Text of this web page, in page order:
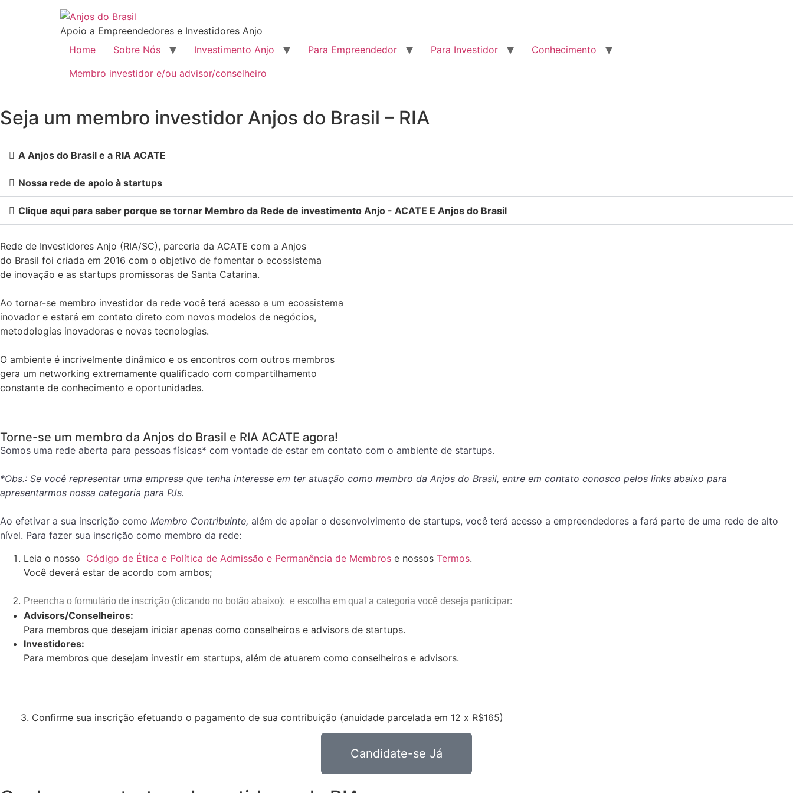
Apoio a Empreendedores e Investidores Anjo
Home
Sobre Nós Investimento Anjo Para Empreendedor Para Investidor
Conhecimento
Membro investidor e/ou advisor/conselheiro
Seja um membro investidor Anjos do Brasil – RIA
A Anjos do Brasil e a RIA ACATE
Nossa rede de apoio à startups
Clique aqui para saber porque se tornar Membro da Rede de investimento Anjo - ACATE E Anjos do Brasil
Rede de Investidores Anjo (RIA/SC), parceria da ACATE com a Anjos
do Brasil foi criada em 2016 com o objetivo de fomentar o ecossistema
de inovação e as startups promissoras de Santa Catarina.
Ao tornar-se membro investidor da rede você terá acesso a um ecossistema
inovador e estará em contato direto com novos modelos de negócios,
metodologias inovadoras e novas tecnologias.
O ambiente é incrivelmente dinâmico e os encontros com outros membros
gera um networking extremamente qualificado com compartilhamento
constante de conhecimento e oportunidades.
Torne-se um membro da Anjos do Brasil e RIA ACATE agora!
Somos uma rede aberta para pessoas físicas* com vontade de estar em contato com o ambiente de startups.
*Obs.: Se você representar uma empresa que tenha interesse em ter atuação como membro da Anjos do Brasil, entre em contato conosco pelos links abaixo para
apresentarmos nossa categoria para PJs.
Ao efetivar a sua inscrição como Membro Contribuinte, além de apoiar o desenvolvimento de startups, você terá acesso a empreendedores a fará parte de uma rede de alto
nível. Para fazer sua inscrição como membro da rede:
Leia o nosso Código de Ética e Política de Admissão e Permanência de Membros e nossos Termos.
Você deverá estar de acordo com ambos;
Preencha o formulário de inscrição (clicando no botão abaixo); e escolha em qual a categoria você deseja participar:
Advisors/Conselheiros:
Para membros que desejam iniciar apenas como conselheiros e advisors de startups.
Investidores:
Para membros que desejam investir em startups, além de atuarem como conselheiros e advisors.
3. Confirme sua inscrição efetuando o pagamento de sua contribuição (anuidade parcelada em 12 x R$165)
Candidate-se Já